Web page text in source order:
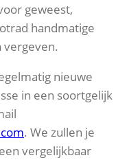
geweest,
handmatige
vergeven.
nieuwe
in een soortgelijk
. We zullen je
vergelijkbaar